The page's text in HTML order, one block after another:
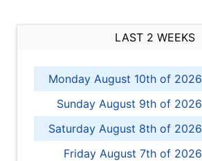
LAST 2 WEEKS
Monday August 10th of 2026
Sunday August 9th of 2026
Saturday August 8th of 2026
Friday August 7th of 2026